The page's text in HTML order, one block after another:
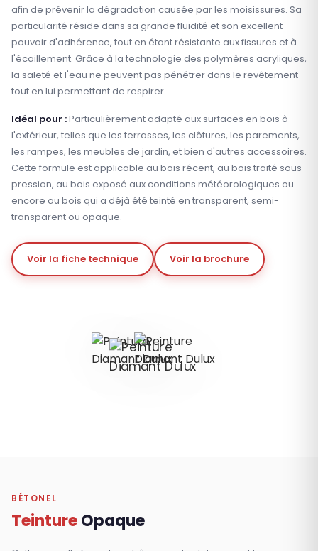
afin de prévenir la dégradation causée par les moisissures. Sa
particularité réside dans sa grande fluidité et son excellent
pouvoir d'adhérence, tout en étant résistante aux fissures et à
l'écaillement. Grâce à la technologie des polymères acryliques,
la saleté et l'eau ne peuvent pas pénétrer dans le revêtement
tout en lui permettant de respirer.
Idéal pour :Particulièrement adapté aux surfaces en bois à
l'extérieur, telles que les terrasses, les clôtures, les parements,
les rampes, les meubles de jardin, et bien d'autres accessoires.
Cette formule est applicable au bois récent, au bois traité sous
pression, au bois exposé aux conditions météorologiques ou
encore au bois qui a déjà été teinté en transparent, semi-
transparent ou opaque.
Voir la fiche technique Voir la brochure
BÉTONEL
TeintureOpaque